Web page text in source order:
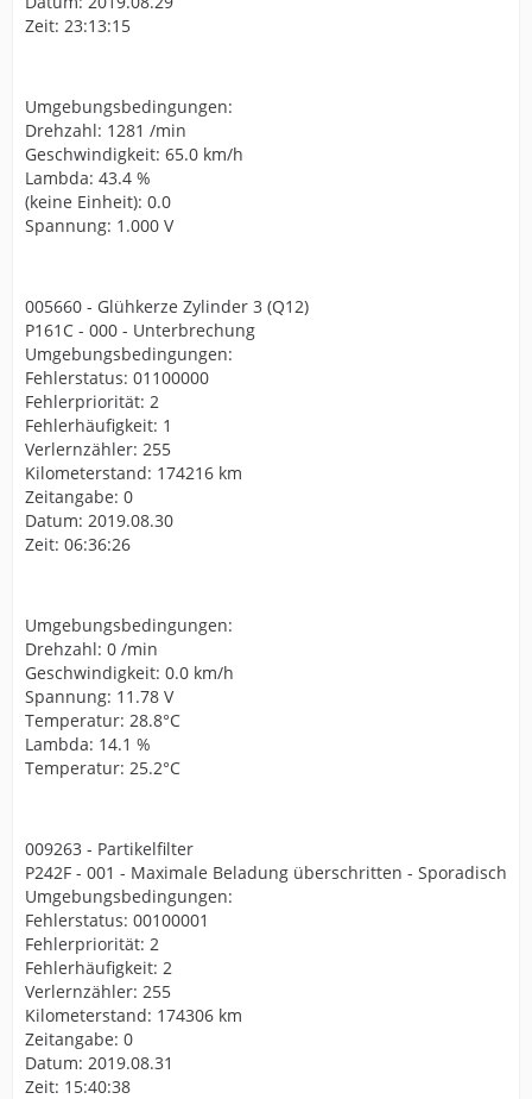
Zeit: 23:13:15
Umgebungsbedingungen:
Drehzahl: 1281 /min
Geschwindigkeit: 65.0 km/h
Lambda: 43.4 %
(keine Einheit): 0.0
Spannung: 1.000 V
005660 - Glühkerze Zylinder 3 (Q12)
P161C - 000 - Unterbrechung
Umgebungsbedingungen:
Fehlerstatus: 01100000
Fehlerpriorität: 2
Fehlerhäufigkeit: 1
Verlernzähler: 255
Kilometerstand: 174216 km
Zeitangabe: 0
Datum: 2019.08.30
Zeit: 06:36:26
Umgebungsbedingungen:
Drehzahl: 0 /min
Geschwindigkeit: 0.0 km/h
Spannung: 11.78 V
Temperatur: 28.8°C
Lambda: 14.1 %
Temperatur: 25.2°C
009263 - Partikelfilter
P242F - 001 - Maximale Beladung überschritten - Sporadisch
Umgebungsbedingungen:
Fehlerstatus: 00100001
Fehlerpriorität: 2
Fehlerhäufigkeit: 2
Verlernzähler: 255
Kilometerstand: 174306 km
Zeitangabe: 0
Datum: 2019.08.31
Zeit: 15:40:38